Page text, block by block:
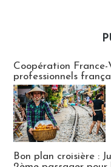
Coopération
professionnels
Bon plan croisière :